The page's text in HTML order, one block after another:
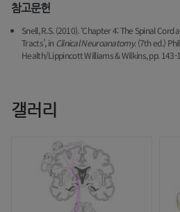
참고문헌
Snell, R.S. (2010). ‘Chapter 4: The Spinal
Tracts’, inClinical Neuroanatomy. (7th ed.)
Health/Lippincott Williams & Wilkins, pp. 143-
갤러리